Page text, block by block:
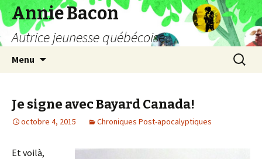
Annie Bacon
Autrice jeunesse québécoise
Menu
Je signe avec Bayard Canada!
octobre 4, 2015 Chroniques Post-apocalyptiques
Et voilà,